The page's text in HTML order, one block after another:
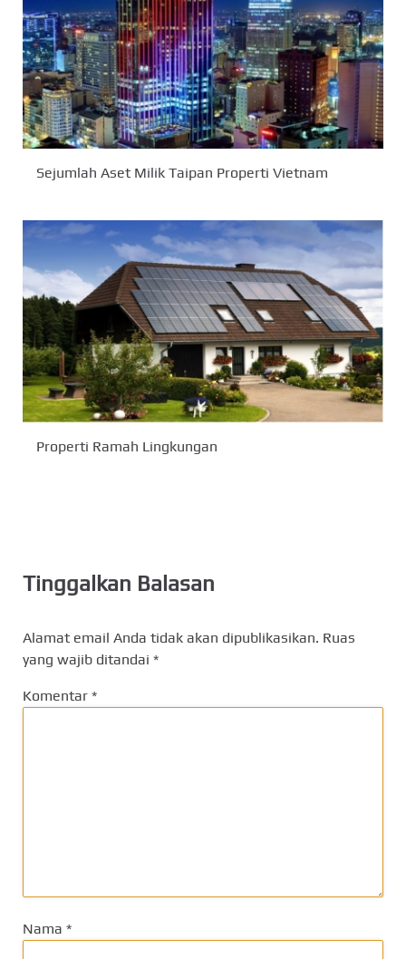
Sejumlah Aset Milik Taipan Properti Vietnam
Properti Ramah Lingkungan
Tinggalkan Balasan
Alamat email Anda tidak akan dipublikasikan. Ruas
yang wajib ditandai *
Komentar *
Nama *